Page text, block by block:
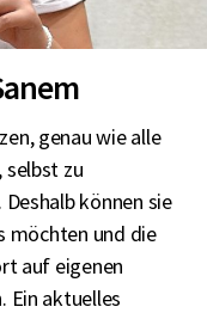
genau wie alle
selbst zu
können sie
möchten und die
auf eigenen
Ein aktuelles